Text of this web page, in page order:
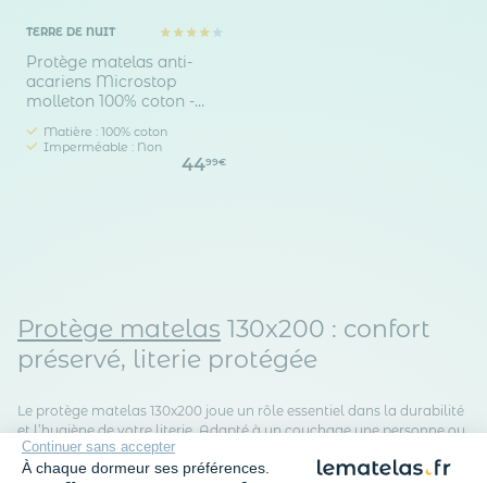
Continuer sans accepter
À chaque dormeur ses préférences.
TERRE DE NUIT
Protège matelas anti-
acariens Microstop
molleton 100% coton -
Matière : 100% coton
Imperméable : Non
4499€
Protège matelas 130x200 : confort
préservé, literie protégée
Le protège matelas 130x200 joue un rôle essentiel dans la durabilité
et l’hygiène de votre literie. Adapté à un couchage une personne ou
à certains lits spécifiques (notamment pour ados ou jeunes adultes),
ce format intermédiaire s’intègre parfaitement aux sommiers de